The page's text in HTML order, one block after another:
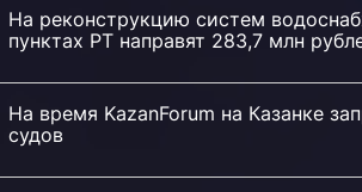
На реконструкцию систем
пунктах РТ направят 283,7 млн
На время KazanForum на Казанке
судов